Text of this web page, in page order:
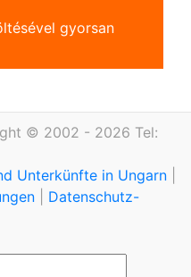
gyorsan
© 2002 - 2026 Tel:
Unterkünfte in Ungarn
Datenschutz-